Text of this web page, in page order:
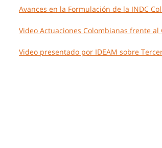
Avances en la Formulación de la INDC
Video Actuaciones Colombianas frente al
Video presentado por IDEAM sobre